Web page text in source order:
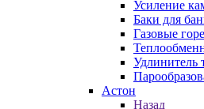
Усиление
Баки для
Газовые
Удлинитель
Астон
Назад